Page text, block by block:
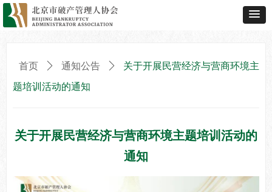
关于开展民营经济与营商环境主题培训活动的
通知
首页 ꄲ 通知公告 ꄲ
关于开展民营经济与营商环境主
题培训活动的通知